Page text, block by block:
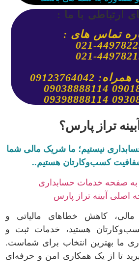
ارتباطی با ما :
تماس های :
021-
021-
شماره های همراه: 09123764042
09018888114 09038888114
تراز پارس؟
نیستیم؛ ما شریک مالی شما
کسب‌وکارتان هستیم..
صفحه خدمات حسابداری
اصلی آبینه تراز پارس
مالی، کاهش خطاهای مالیاتی و
هستید، خدمات ثبت و
ما بهترین انتخاب برای شماست.
تا از یک همکاری امن و حرفه‌ای